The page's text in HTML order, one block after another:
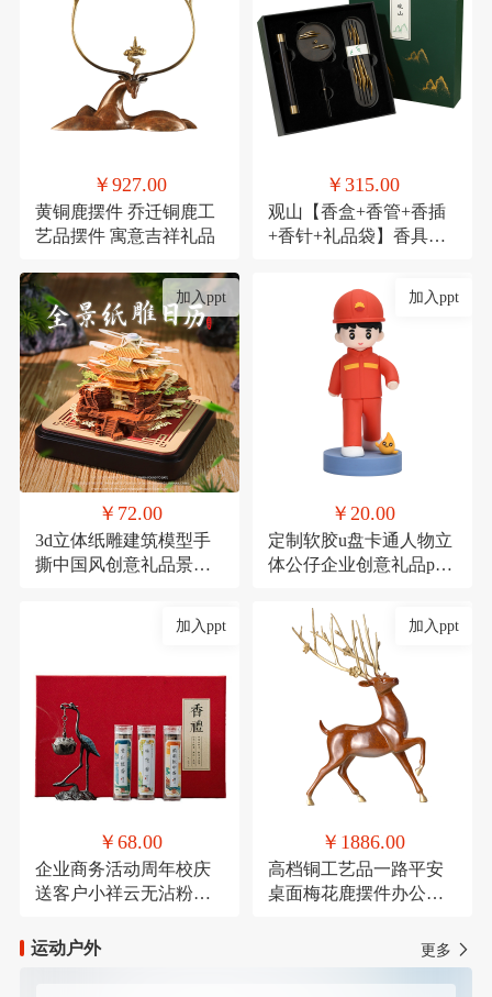
￥927.00
黄铜鹿摆件 乔迁铜鹿工
艺品摆件 寓意吉祥礼品
￥315.00
观山【香盒+香管+香插
+香针+礼品袋】香具商
加入ppt
￥72.00
3d立体纸雕建筑模型手
撕中国风创意礼品景点
加入ppt
￥20.00
定制软胶u盘卡通人物立
体公仔企业创意礼品pvc
加入ppt
￥68.00
企业商务活动周年校庆
送客户小祥云无沾粉盘
加入ppt
￥1886.00
高档铜工艺品一路平安
桌面梅花鹿摆件办公装
运动户外
更多